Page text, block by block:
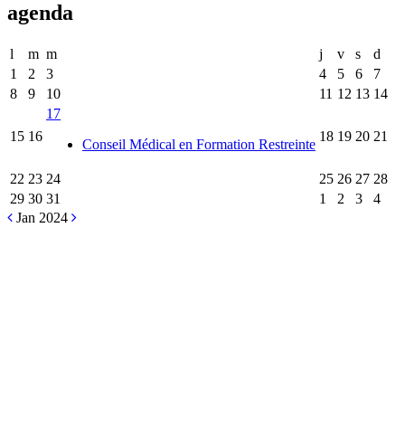
agenda
l m m j v s
d
1
2 3 4 5 6
7
8
9 10 11 12 13 14
15 16
17
Conseil Médical en Formation Restreinte
18 19 20 21
22 23 24 25 26 27 28
29 30 31 1 2 3
4
Jan 2024